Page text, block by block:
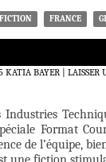
FICTION FRANCE
KATIA BAYER LAISSER
Format
de l’équipe,